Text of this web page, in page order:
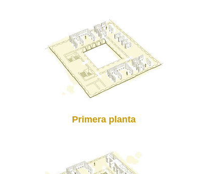
Primera planta